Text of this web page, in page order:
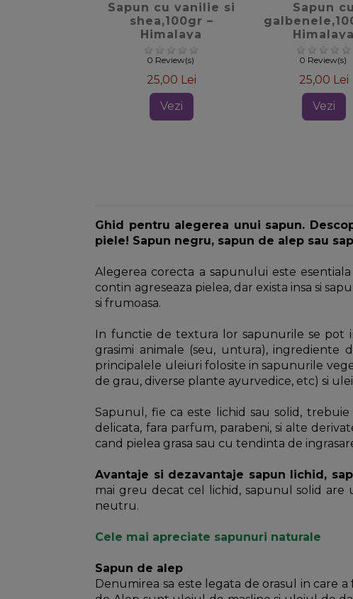
Sapun cu vanilie si
shea,100gr –
Himalaya
0 Review(s)
25,00 Lei
Vezi
Sapun cu
Himalaya
0 Review(s)
25,00 Lei
Vezi
Ghid pentru alegerea unui sapun.
piele! Sapun negru, sapun de alep sau
Alegerea corecta a sapunului este
contin agreseaza pielea, dar exista insa si
si frumoasa.
In functie de textura lor sapunurile se pot
grasimi animale (seu, untura),
principalele uleiuri folosite in sapunurile
de grau, diverse plante ayurvedice, etc) si
Sapunul, fie ca este lichid sau solid,
delicata, fara parfum, parabeni, si alte
cand pielea grasa sau cu tendinta de
Avantaje si dezavantaje sapun lichid,
mai greu decat cel lichid, sapunul solid
neutru.
Cele mai apreciate sapunuri naturale
Sapun de alep
Denumirea sa este legata de orasul in care